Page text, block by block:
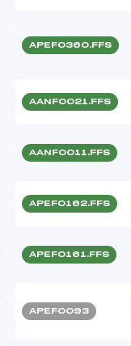
APEF0360.FFS
AANF0021.FFS
AANF0011.FFS
APEF0162.FFS
APEF0161.FFS
APEF0093